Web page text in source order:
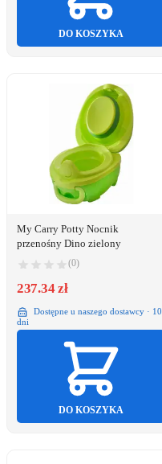
DO KOSZYKA
My Carry Potty Nocnik
przenośny Dino zielony
(0)
237.34 zł
Dostępne u naszego dostawcy · 10
dni
DO KOSZYKA